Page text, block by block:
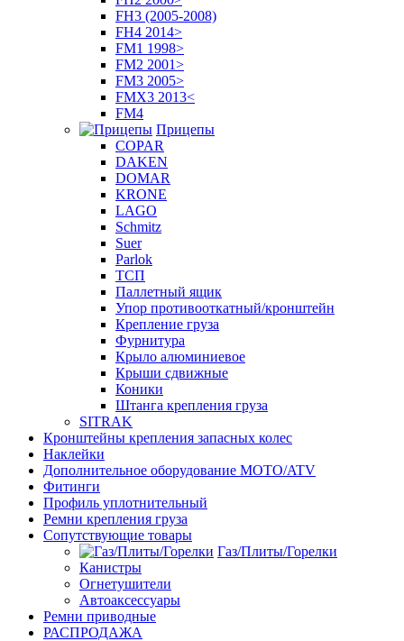
FH3 (2005-2008)
FH4 2014>
FM1 1998>
FM2 2001>
FM3 2005>
FMX3 2013<
FM4
Прицепы
COPAR
DAKEN
DOMAR
KRONE
LAGO
Schmitz
Suer
Parlok
ТСП
Паллетный ящик
Упор противооткатный/кронштейн
Крепление груза
Фурнитура
Крыло алюминиевое
Крыши сдвижные
Коники
Штанга крепления груза
SITRAK
Кронштейны крепления запасных колес
Наклейки
Дополнительное оборудование MOTO/ATV
Фитинги
Профиль уплотнительный
Ремни крепления груза
Сопутствующие товары
Газ/Плиты/Горелки
Канистры
Огнетушители
Автоаксессуары
Ремни приводные
РАСПРОДАЖА